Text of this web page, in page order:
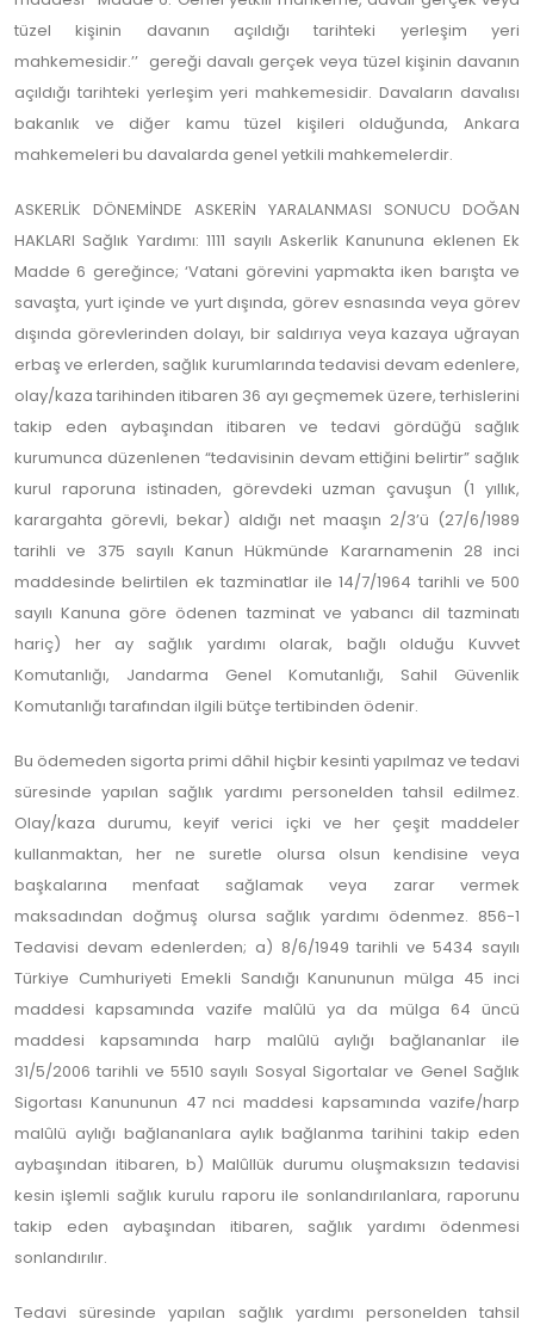
tüzel kişinin davanın açıldığı tarihteki yerleşim yeri
mahkemesidir.’’ gereği davalı gerçek veya tüzel kişinin davanın
açıldığı tarihteki yerleşim yeri mahkemesidir. Davaların davalısı
bakanlık ve diğer kamu tüzel kişileri olduğunda, Ankara
mahkemeleri bu davalarda genel yetkili mahkemelerdir.
ASKERLİK DÖNEMİNDE ASKERİN YARALANMASI SONUCU DOĞAN
HAKLARI Sağlık Yardımı: 1111 sayılı Askerlik Kanununa eklenen Ek
Madde 6 gereğince; ‘Vatani görevini yapmakta iken barışta ve
savaşta, yurt içinde ve yurt dışında, görev esnasında veya görev
dışında görevlerinden dolayı, bir saldırıya veya kazaya uğrayan
erbaş ve erlerden, sağlık kurumlarında tedavisi devam edenlere,
olay/kaza tarihinden itibaren 36 ayı geçmemek üzere, terhislerini
takip eden aybaşından itibaren ve tedavi gördüğü sağlık
kurumunca düzenlenen “tedavisinin devam ettiğini belirtir” sağlık
kurul raporuna istinaden, görevdeki uzman çavuşun (1 yıllık,
karargahta görevli, bekar) aldığı net maaşın 2/3’ü (27/6/1989
tarihli ve 375 sayılı Kanun Hükmünde Kararnamenin 28 inci
maddesinde belirtilen ek tazminatlar ile 14/7/1964 tarihli ve 500
sayılı Kanuna göre ödenen tazminat ve yabancı dil tazminatı
hariç) her ay sağlık yardımı olarak, bağlı olduğu Kuvvet
Komutanlığı, Jandarma Genel Komutanlığı, Sahil Güvenlik
Komutanlığı tarafından ilgili bütçe tertibinden ödenir.
Bu ödemeden sigorta primi dâhil hiçbir kesinti yapılmaz ve tedavi
süresinde yapılan sağlık yardımı personelden tahsil edilmez.
Olay/kaza durumu, keyif verici içki ve her çeşit maddeler
kullanmaktan, her ne suretle olursa olsun kendisine veya
başkalarına menfaat sağlamak veya zarar vermek
maksadından doğmuş olursa sağlık yardımı ödenmez. 856-1
Tedavisi devam edenlerden; a) 8/6/1949 tarihli ve 5434 sayılı
Türkiye Cumhuriyeti Emekli Sandığı Kanununun mülga 45 inci
maddesi kapsamında vazife malûlü ya da mülga 64 üncü
maddesi kapsamında harp malûlü aylığı bağlananlar ile
31/5/2006 tarihli ve 5510 sayılı Sosyal Sigortalar ve Genel Sağlık
Sigortası Kanununun 47 nci maddesi kapsamında vazife/harp
malûlü aylığı bağlananlara aylık bağlanma tarihini takip eden
aybaşından itibaren, b) Malûllük durumu oluşmaksızın tedavisi
kesin işlemli sağlık kurulu raporu ile sonlandırılanlara, raporunu
takip eden aybaşından itibaren, sağlık yardımı ödenmesi
sonlandırılır.
Tedavi süresinde yapılan sağlık yardımı personelden tahsil